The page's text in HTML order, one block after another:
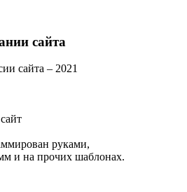
сайта
сайта – 2021
руками,
и на прочих шаблонах.